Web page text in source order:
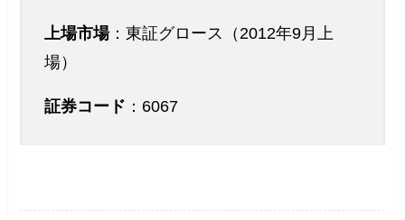
上場市場：東証グロース（2012年9月上
場）
証券コード ：6067